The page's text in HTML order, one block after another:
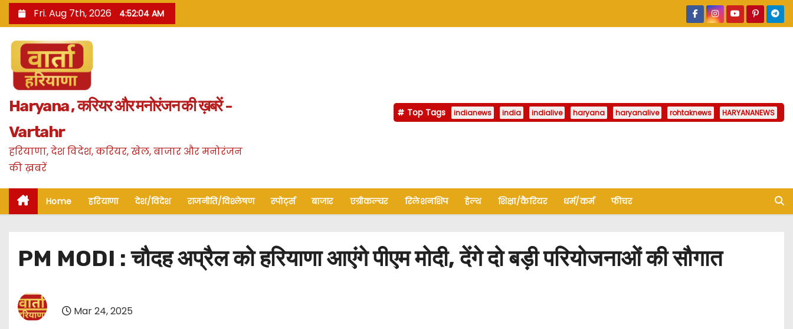
k
n
Fri. Aug 7th, 2026 4:52:05 AM
Haryana , करियर और मनोरंजन की ख़बरें -
Vartahr
हरियाणा, देश विदेश, करियर, खेल, बाजार और मनोरंजन
की ख़बरें
Top Tags indianews india indialive haryana haryanalive rohtaknews HARYANANEWS
Home हरियाणा देश/विदेश राजनीति/विश्लेषण स्पोर्ट्स बाजार एग्रीकल्चर रिलेशनशिप हेल्थ शिक्षा/कैरियर धर्म/कर्म फीचर
PM MODI : चौदह अप्रैल को हरियाणा आएंगे पीएम मोदी, देंगे दो बड़ी परियोजनाओं की सौगात
Mar 24, 2025